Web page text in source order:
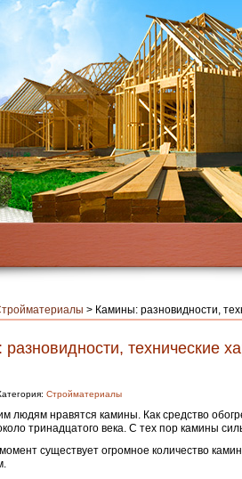
> Камины: разновидности,
технические
Стройматериалы
людям нравятся камины. Как средство
тринадцатого века. С тех пор камины
существует огромное количество